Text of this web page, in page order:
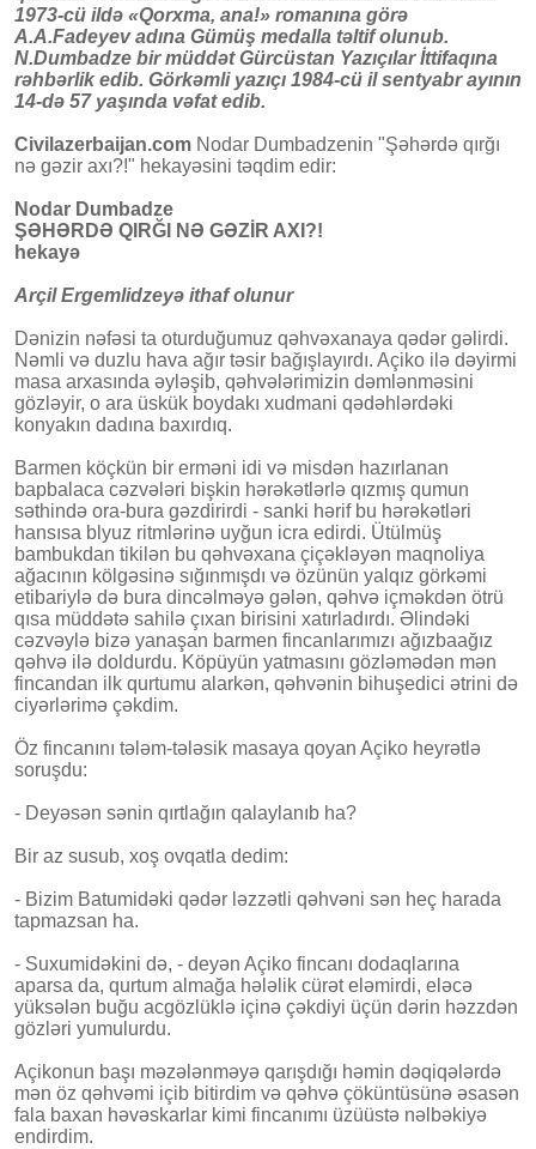
1973-cü ildə «Qorxma, ana!» romanına görə
A.A.Fadeyev adına Gümüş medalla təltif olunub.
N.Dumbadze bir müddət Gürcüstan Yazıçılar İttifaqına
rəhbərlik edib. Görkəmli yazıçı 1984-cü il sentyabr ayının
14-də 57 yaşında vəfat edib.
Civilazerbaijan.com Nodar Dumbadzenin "Şəhərdə qırğı
nə gəzir axı?!" hekayəsini təqdim edir:
Nodar Dumbadze
ŞƏHƏRDƏ QIRĞI NƏ GƏZİR AXI?!
hekayə
Arçil Ergemlidzeyə ithaf olunur
Dənizin nəfəsi ta oturduğumuz qəhvəxanaya qədər gəlirdi.
Nəmli və duzlu hava ağır təsir bağışlayırdı. Açiko ilə dəyirmi
masa arxasında əyləşib, qəhvələrimizin dəmlənməsini
gözləyir, o ara üskük boydakı xudmani qədəhlərdəki
konyakın dadına baxırdıq.
Barmen köçkün bir erməni idi və misdən hazırlanan
bapbalaca cəzvələri bişkin hərəkətlərlə qızmış qumun
səthində ora-bura gəzdirirdi - sanki hərif bu hərəkətləri
hansısa blyuz ritmlərinə uyğun icra edirdi. Ütülmüş
bambukdan tikilən bu qəhvəxana çiçəkləyən maqnoliya
ağacının kölgəsinə sığınmışdı və özünün yalqız görkəmi
etibariylə də bura dincəlməyə gələn, qəhvə içməkdən ötrü
qısa müddətə sahilə çıxan birisini xatırladırdı. Əlindəki
cəzvəylə bizə yanaşan barmen fincanlarımızı ağızbaağız
qəhvə ilə doldurdu. Köpüyün yatmasını gözləmədən mən
fincandan ilk qurtumu alarkən, qəhvənin bihuşedici ətrini də
ciyərlərimə çəkdim.
Öz fincanını tələm-tələsik masaya qoyan Açiko heyrətlə
soruşdu:
- Deyəsən sənin qırtlağın qalaylanıb ha?
Bir az susub, xoş ovqatla dedim:
- Bizim Batumidəki qədər ləzzətli qəhvəni sən heç harada
tapmazsan ha.
- Suxumidəkini də, - deyən Açiko fincanı dodaqlarına
aparsa da, qurtum almağa hələlik cürət eləmirdi, eləcə
yüksələn buğu acgözlüklə içinə çəkdiyi üçün dərin həzzdən
gözləri yumulurdu.
Açikonun başı məzələnməyə qarışdığı həmin dəqiqələrdə
mən öz qəhvəmi içib bitirdim və qəhvə çöküntüsünə əsasən
fala baxan həvəskarlar kimi fincanımı üzüüstə nəlbəkiyə
endirdim.